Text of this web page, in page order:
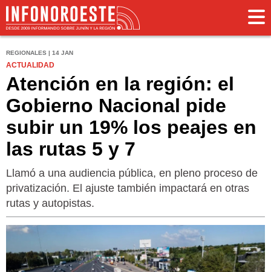
REGIONALES | 14 JAN
ACTUALIDAD
Atención en la región: el
Gobierno Nacional pide
subir un 19% los peajes en
las rutas 5 y 7
Llamó a una audiencia pública, en pleno proceso de
privatización. El ajuste también impactará en otras
rutas y autopistas.